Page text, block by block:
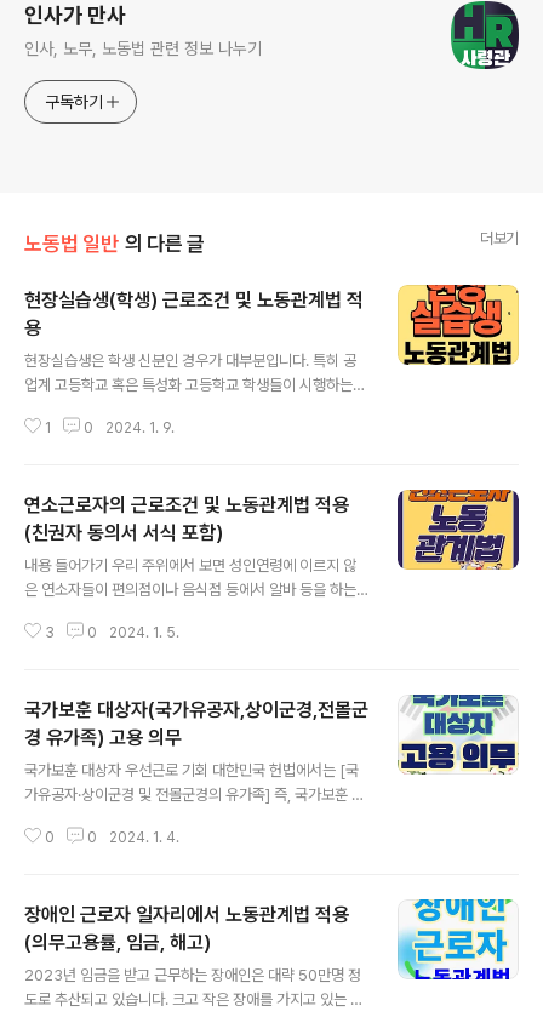
인사가 만사
인사, 노무, 노동법 관련 정보 나누기
구독하기
노동법 일반 의 다른 글 더보기
현장실습생(학생) 근로조건 및 노동관계법 적
용
현장실습생은 학생 신분인 경우가 대부분입니다. 특히 공
업계 고등학교 혹은 특성화 고등학교 학생들이 시행하는
우가 일반적이기 때문에，이들에 대한 노동관계법 적용을
실습기관(사업장)에서 직접 경험함으로 인하여 졸업 후 취
업 등 사회에 진출할 때 필요한 능력과 적응력을 재학 중에
미리 준비할 수 있도록 하는 제도입니다. 현장실습생이 노
동관계법에 적용되는 경우 현장실습생은 원칙적으로 현장
계법의 적용과 관련하여 현장실습생은 근로자가 아닌 것이
1 0 2024. 1. 9.
연소근로자의 근로조건 및 노동관계법 적용
(친권자 동의서 서식 포함)
내용 들어가기 우리 주위에서 보면 성인연령에 이르지 않
은 연소자들이 편의점이나 음식점 등에서 알바 등을 하는
로를 하는 경우도 있고, 가계 경제에 보탬이 되고자 근로를
적용됩니다. 본 포스팅에서는 연소근로자들의 근로조건 연
소자 근로에 대한 법적 근거 대한민국 헌법에서는 “연소자
의 근로는 특별한 보호를 받는다”라고” 정하고 있고，근로
기준법 및 청소년 보호법 등에서는 연소자가 근로를 함에
있어 보호와 관련한 구체적인 내용을 정하고 있습니다. 대
한민국 헌법 제32조 ①모든 국민은 근로의 권리를 가진다.
3 0 2024. 1. 5.
국가보훈 대상자(국가유공자,상이군경,전몰군
경 유가족) 고용 의무
국가보훈 대상자 우선근로 기회 대한민국 헌법에서는 [국
가유공자·상이군경 및 전몰군경의 유가족] 즉, 국가보훈 대
회를 부여받는다’라고 규정되어 있습니다. [대한민국 헌법]
보장에 노력하여야 하며, 법률이 정하는 바에 의하여 최저
임금제를 시행하여야 한다. ②모든 국민은 근로의 의무를
진다. 국가는 근로의 의무의 내용과 조건을 민주주의원칙
에 따라 법률로 정한다. ③근로조건의 기준은 인간의 존엄
성을 보장하도록 법률로 정한다. ④여자의 근로는 특별한
0 0 2024. 1. 4.
장애인 근로자 일자리에서 노동관계법 적용
(의무고용률, 임금, 해고)
2023년 임금을 받고 근무하는 장애인은 대략 50만명 정
도로 추산되고 있습니다. 크고 작은 장애를 가지고 있는 많